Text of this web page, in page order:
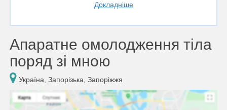
Докладніше
Апаратне омолодження тіла
поряд зі мною
Україна, Запорізька, Запоріжжя